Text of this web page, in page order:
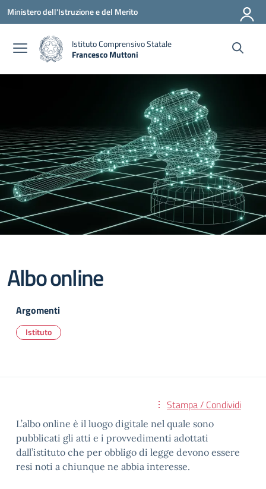
Vai ai contenuti
Vai al menu di navigazione
Vai al footer
Ministero dell'Istruzione e del Merito
Istituto Comprensivo Statale
Francesco Muttoni
Albo online
Argomenti
Istituto
Stampa / Condividi
L’albo online è il luogo digitale nel quale sono
pubblicati gli atti e i provvedimenti adottati
dall’istituto che per obbligo di legge devono essere
resi noti a chiunque ne abbia interesse.